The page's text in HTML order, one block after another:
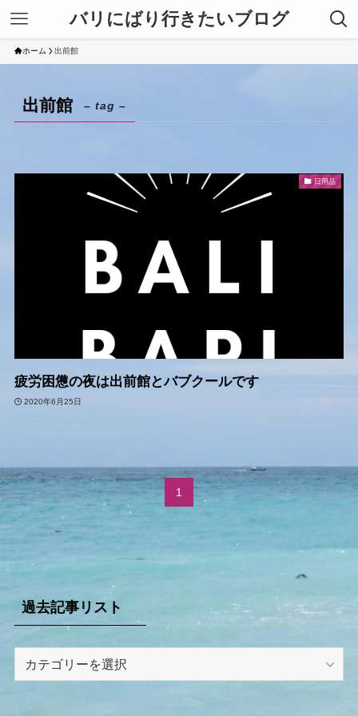
バリにばり行きたいブログ
ホーム 出前館
出前館 – tag –
日用品
疲労困憊の夜は出前館とバブクールです
2020年6月25日
1
過去記事リスト